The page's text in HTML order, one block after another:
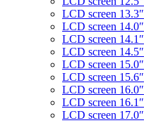
LCD screen 13.3″
LCD screen 14.0″
LCD screen 14.1″
LCD screen 14.5″
LCD screen 15.0″
LCD screen 15.6″
LCD screen 16.0″
LCD screen 16.1″
LCD screen 17.0″